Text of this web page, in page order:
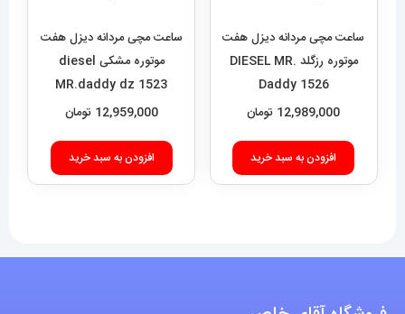
ساعت مچی مردانه دیزل هفت
موتوره رزگلد DIESEL MR.
Daddy 1526
12,989,000 تومان
افزودن به سبد خرید
ساعت مچی مردانه دیزل هفت
موتوره مشکی diesel
MR.daddy dz 1523
12,959,000 تومان
افزودن به سبد خرید